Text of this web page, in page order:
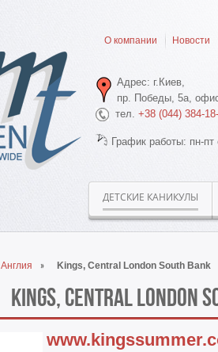
О компании Новости
Адрес: г.Киев,
пр. Победы, 5а,
тел. +38 (044) 384-
График работы: пн-
ДЕТСКИЕ КАНИКУЛЫ
Англия Kings, Central London South Bank
Kings, Central London